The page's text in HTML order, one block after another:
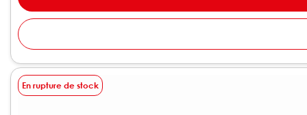
En rupture de stock